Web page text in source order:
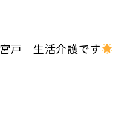
戸 生活介護です